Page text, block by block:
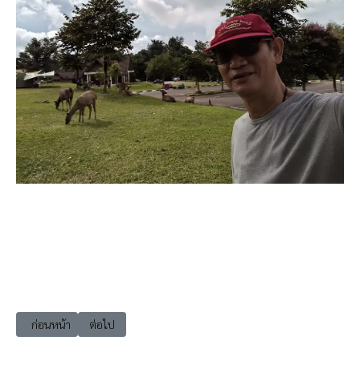
เนื้อหาก่อนหน้า: เที่ยวนครนายก เมือง โรงเรียนนายร้อยพระจุลจอมเกล้า ศา
ก่อนหน้า เนื้อหาถัดไป: เที่ยวนครนายก เมือง โหน่งชะชะช่าบะหมี่เกี๊ยว
ต่อไป